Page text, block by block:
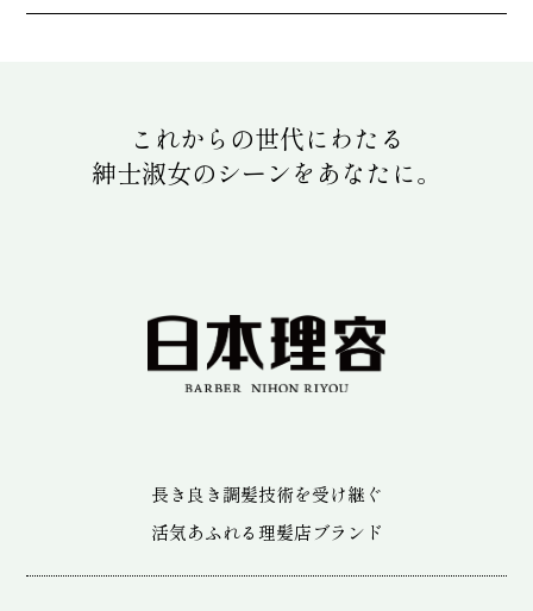
これからの世代にわたる
紳士淑女のシーンをあなたに。
長き良き調髪技術を受け継ぐ
活気あふれる理髪店ブランド